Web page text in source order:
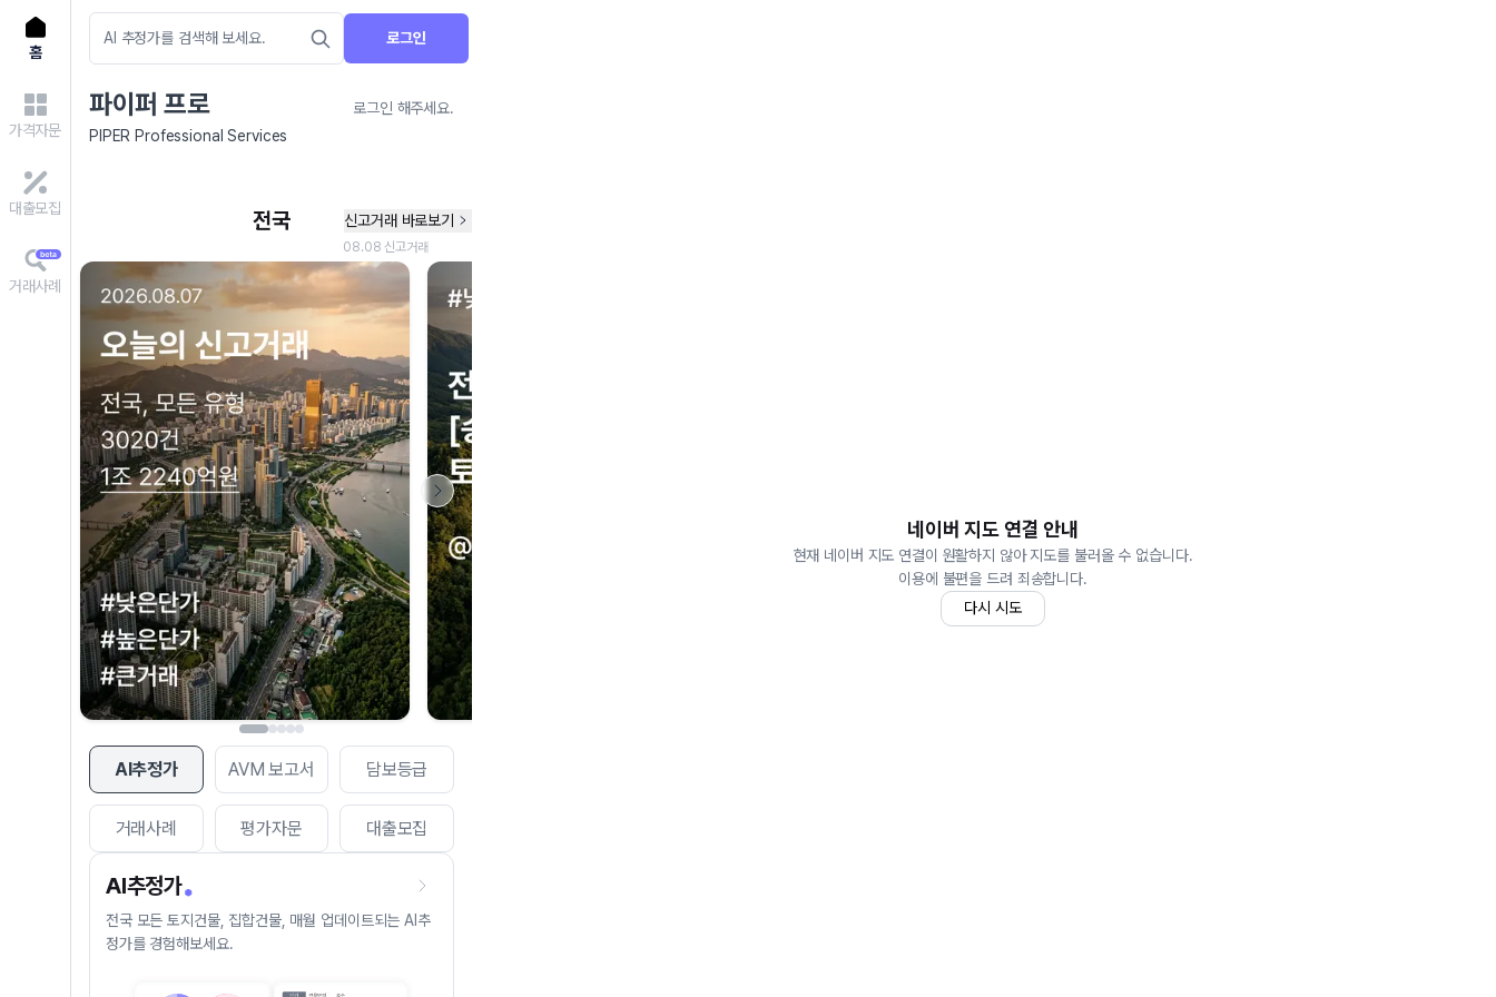
홈
가격자문
대출모집
거래사례
로그인
파이퍼 프로
로그인 해주세요.
PIPER Professional Services
AI추정가 AVM 보고서 담보등급
거래사례 평가자문 대출모집
AI추정가
전국 모든 토지건물, 집합건물, 매월 업데이트되는 AI추
정가를 경험해보세요.
네이버 지도 연결 안내
현재 네이버 지도 연결이 원활하지 않아 지도를 불러올 수 없습니다.
이용에 불편을 드려 죄송합니다.
다시 시도